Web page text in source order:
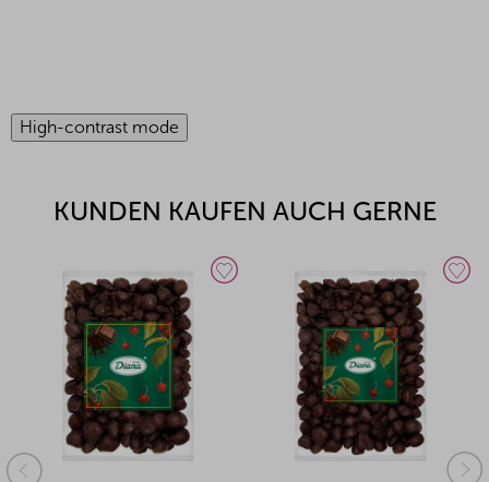
High-contrast mode
KUNDEN KAUFEN AUCH GERNE